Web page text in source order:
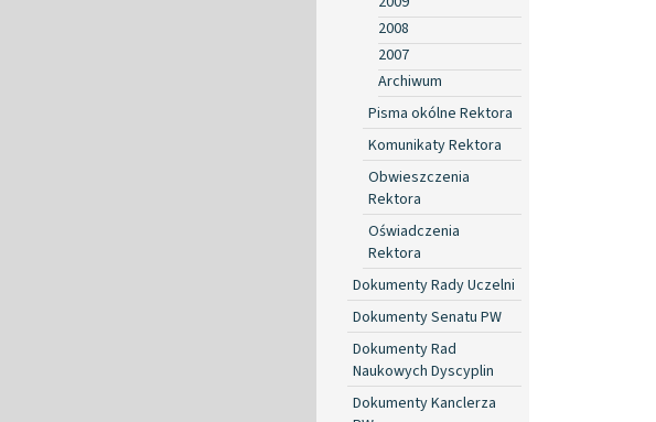
2008
2007
Archiwum
Pisma okólne Rektora
Komunikaty Rektora
Obwieszczenia
Rektora
Oświadczenia
Rektora
Dokumenty Rady Uczelni
Dokumenty Senatu PW
Dokumenty Rad
Naukowych Dyscyplin
Dokumenty Kanclerza